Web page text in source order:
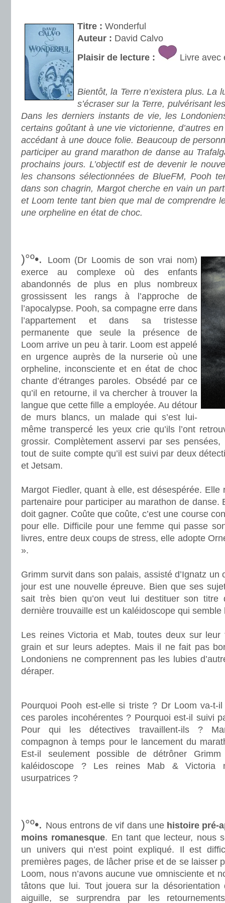
Titre : Wonderful
Auteur : David Calvo
Plaisir de lecture :
Livre avec
Bientôt, la Terre n’existera plus. La
s’écraser sur la Terre, pulvérisant
Dans les derniers instants de vie, les
certains goûtant à une vie victorienne, d’autres
accédant à une douce folie. Beaucoup de
participer au grand marathon de danse au
prochains jours. L’objectif est de devenir le
les chansons sélectionnées de BlueFM, Pooh
dans son chagrin, Margot cherche en vain un
et Loom tente tant bien que mal de comprendre
une orpheline en état de choc.
)°º•.
Loom (Dr Loomis de son vrai nom)
exerce au complexe où des enfants
abandonnés de plus en plus nombreux
grossissent les rangs à l’approche de
l’apocalypse. Pooh, sa compagne erre dans
l’appartement et dans sa tristesse
permanente que seule la présence de
Loom arrive un peu à tarir. Loom est appelé
en urgence auprès de la nurserie où une
orpheline, inconsciente et en état de choc
chante d’étranges paroles. Obsédé par ce
qu’il en retourne, il va chercher à trouver la
langue que cette fille a employée. Au détour
de murs blancs, un malade qui s’est lui-
même transpercé les yeux crie qu’ils l’ont
grossir. Complètement asservi par ses
tout de suite compte qu’il est suivi par deux
et Jetsam.
Margot Fiedler, quant à elle, est désespérée. Elle
partenaire pour participer au marathon de danse.
doit gagner. Coûte que coûte, c’est une course
pour elle. Difficile pour une femme qui passe
livres, entre deux coups de stress, elle adopte
».
Grimm survit dans son palais, assisté d’Ignatz un
jour est une nouvelle épreuve. Bien que ses
sait très bien qu’on veut lui destituer son titre
dernière trouvaille est un kaléidoscope qui
Les reines Victoria et Mab, toutes deux sur leur
grain et sur leurs adeptes. Mais il ne fait pas
Londoniens ne comprennent pas les lubies
déraper.
Pourquoi Pooh est-elle si triste ? Dr Loom va-t-
ces paroles incohérentes ? Pourquoi est-il suivi
Pour qui les détectives travaillent-ils ?
compagnon à temps pour le lancement du
Est-il seulement possible de détrôner
kaléidoscope ? Les reines Mab & Victoria
usurpatrices ?
)°º•. Nous entrons de vif dans une histoire pré-
moins romanesque. En tant que lecteur, nous
un univers qui n’est point expliqué. Il est
premières pages, de lâcher prise et de se laisser
Loom, nous n’avons aucune vue omnisciente et
tâtons que lui. Tout jouera sur la
aiguille, se surprendra par les